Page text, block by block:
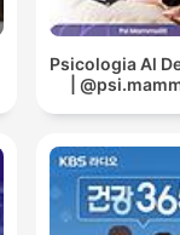
Psicologia Al
|